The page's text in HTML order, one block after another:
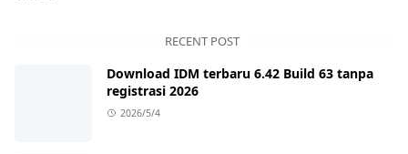
RECENT POST
Download IDM terbaru 6.42 Build 63 tanpa
registrasi 2026
2026/5/4